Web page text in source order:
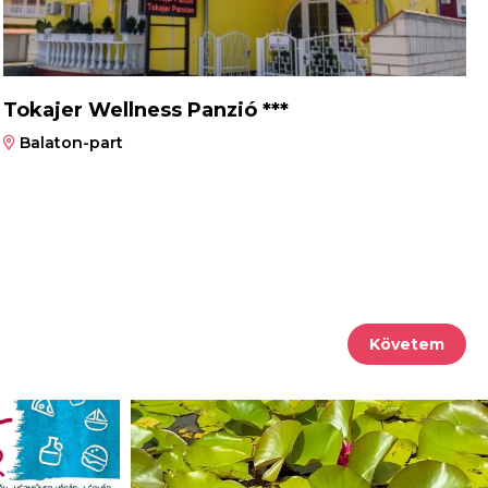
Tokajer Wellness Panzió ***
Balaton-part
Követem